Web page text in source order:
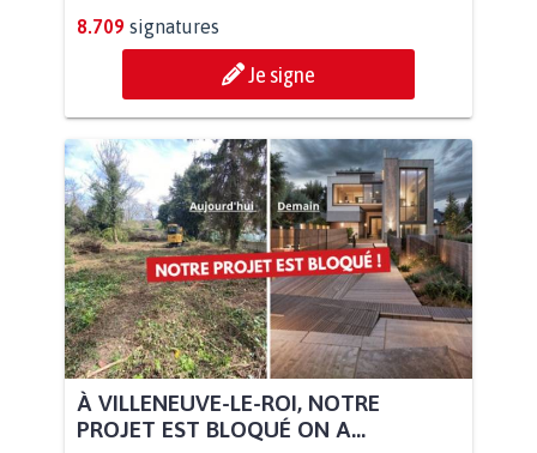
8.709 signatures
Je signe
À VILLENEUVE-LE-ROI, NOTRE
PROJET EST BLOQUÉ ON A...